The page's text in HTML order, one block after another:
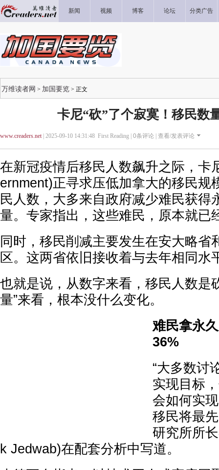
新闻 视频 博客 论坛 分类广告
万维读者网 > 加国要览 > 正文
卡尼“砍”了个寂寞！移民数
www.creaders.net| 2025-09-10 14:31:48 First Reading | 0条评论 | 查看/发表评论
在新冠疫情后移民人数飙升之际，卡
ernment)正寻求压低加拿大的移民规
民人数，大多来自政府减少难民获得
量。专家指出，这些难民，原本就已
同时，移民削减主要发生在安大略省
区。这两省依旧接收着与去年相同水
也就是说，从数字来看，移民人数是
量”来看，根本没什么变化。
难民拿永
36%
“大多数讨
实现目标
会如何实
移民将最
研究所所
k Jedwab)在配套分析中写道。